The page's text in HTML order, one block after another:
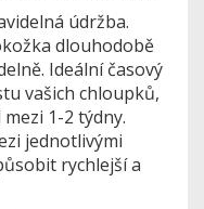
údržba.
dlouhodobě
Ideální časový
vašich chloupků,
1-2 týdny.
jednotlivými
rychlejší a